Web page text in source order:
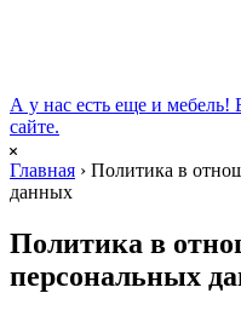
А у нас есть еще и мебель!
сайте.
Главная › Политика в
данных
Политика в
персональных